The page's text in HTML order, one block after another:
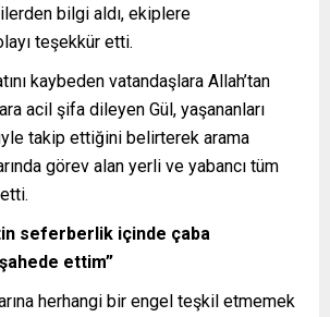
bilgi aldı, ekiplere
teşekkür etti.
kaybeden vatandaşlara Allah’tan
acil şifa dileyen Gül, yaşananları
takip ettiğini belirterek arama
görev alan yerli ve yabancı tüm
seferberlik içinde çaba
ettim”
herhangi bir engel teşkil etmemek